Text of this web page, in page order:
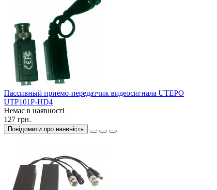
Пассивный приемо-передатчик видеосигнала UTEPO
UTP101P-HD4
Немає в наявності
127 грн.
Повідомити про наявність